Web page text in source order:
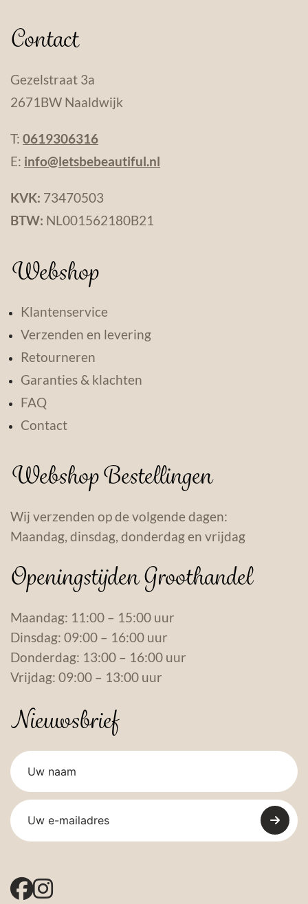
Contact
Gezelstraat 3a
2671BW Naaldwijk
T: 0619306316
E: info@letsbebeautiful.nl
KVK: 73470503
BTW: NL001562180B21
Webshop
Klantenservice
Verzenden en levering
Retourneren
Garanties & klachten
FAQ
Contact
Webshop Bestellingen
Wij verzenden op de volgende dagen:
Maandag, dinsdag, donderdag en vrijdag
Openingstijden Groothandel
Maandag: 11:00 – 15:00 uur
Dinsdag: 09:00 – 16:00 uur
Donderdag: 13:00 – 16:00 uur
Vrijdag: 09:00 – 13:00 uur
Nieuwsbrief